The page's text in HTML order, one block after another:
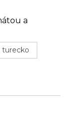
a
turecko